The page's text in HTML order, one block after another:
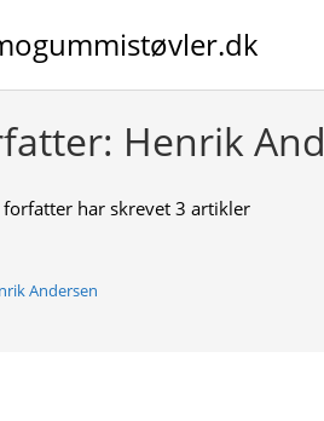
Henrik
forfatter har skrevet 3 artikler
Andersen